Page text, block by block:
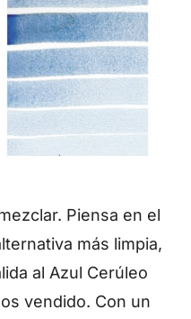
Piensa en el
más limpia,
al Azul Cerúleo
vendido. Con un